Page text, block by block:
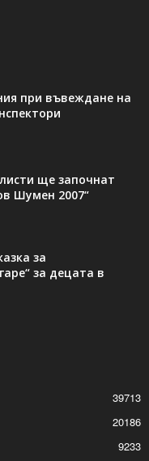
при въвеждане на
ще започнат
Шумен 2007“
за
за децата в
39713
20186
9233